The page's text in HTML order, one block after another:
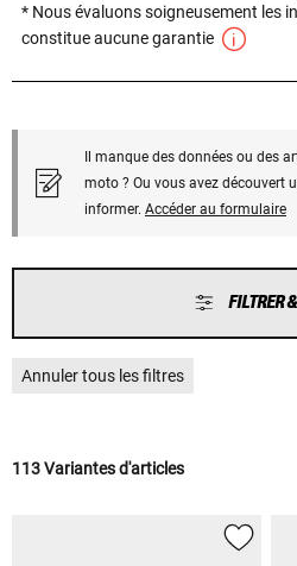
* Nous évaluons soigneusement les
constitue aucune garantie
Il manque des données ou des
moto ? Ou vous avez découvert
informer. Accéder au formulaire
FILTRER
Annuler tous les filtres
113 Variantes d'articles